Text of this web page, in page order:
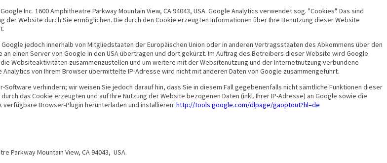
Inc. 1600 Amphitheatre Parkway Mountain View, CA 94043, USA. Google Analytics verwendet sog. "Cookies". Das sind
Website durch Sie ermöglichen. Die durch den Cookie erzeugten Informationen über Ihre Benutzung dieser Website
jedoch innerhalb von Mitgliedstaaten der Europäischen Union oder in anderen Vertragsstaaten des Abkommens über den
einen Server von Google in den USA übertragen und dort gekürzt. Im Auftrag des Betreibers dieser Website wird Google
Websiteaktivitäten zusammenzustellen und um weitere mit der Websitenutzung und der Internetnutzung verbundene
von Ihrem Browser übermittelte IP-Adresse wird nicht mit anderen Daten von Google zusammengeführt.
verhindern; wir weisen Sie jedoch darauf hin, dass Sie in diesem Fall gegebenenfalls nicht sämtliche Funktionen dieser
das Cookie erzeugten und auf Ihre Nutzung der Website bezogenen Daten (inkl. Ihrer IP-Adresse) an Google sowie die
Browser-Plugin herunterladen und installieren: http://tools.google.com/dlpage/gaoptout?hl=de
Parkway Mountain View, CA 94043, USA.